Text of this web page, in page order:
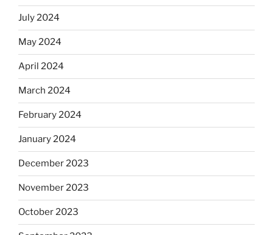
July 2024
May 2024
April 2024
March 2024
February 2024
January 2024
December 2023
November 2023
October 2023